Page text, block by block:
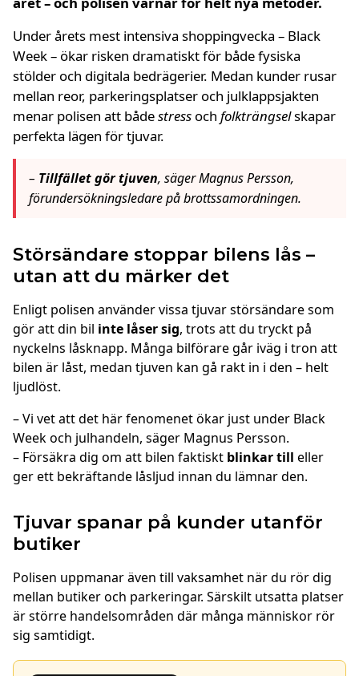
Under årets mest intensiva shoppingvecka – Black
Week – ökar risken dramatiskt för både fysiska
stölder och digitala bedrägerier. Medan kunder rusar
mellan reor, parkeringsplatser och julklappsjakten
menar polisen att bådestress och folkträngselskapar
perfekta lägen för tjuvar.
– Tillfället gör tjuven, säger Magnus Persson,
förundersökningsledare på brottssamordningen.
Störsändare stoppar bilens lås –
utan att du märker det
Enligt polisen använder vissa tjuvar störsändare som
gör att din bil inte låser sig, trots att du tryckt på
nyckelns låsknapp. Många bilförare går iväg i tron att
bilen är låst, medan tjuven kan gå rakt in i den – helt
ljudlöst.
– Vi vet att det här fenomenet ökar just under Black
Week och julhandeln, säger Magnus Persson.
– Försäkra dig om att bilen faktiskt blinkar till eller
ger ett bekräftande låsljud innan du lämnar den.
Tjuvar spanar på kunder utanför
butiker
Polisen uppmanar även till vaksamhet när du rör dig
mellan butiker och parkeringar. Särskilt utsatta platser
är större handelsområden där många människor rör
sig samtidigt.